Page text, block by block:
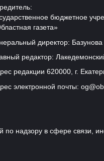
бюджетное
газета»
директор:
редактор:
редакции 620000, г.
электронной почты:
надзору в сфере связи,